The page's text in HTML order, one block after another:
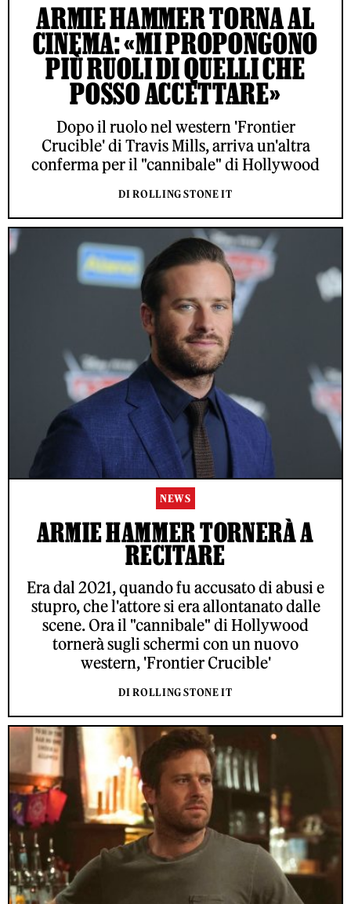
ARMIE HAMMER TORNA AL
CINEMA: «MI PROPONGONO
PIÙ RUOLI DI QUELLI CHE
POSSO ACCETTARE»
Dopo il ruolo nel western 'Frontier
Crucible' di Travis Mills, arriva un'altra
conferma per il "cannibale" di Hollywood
DI ROLLING STONE IT
NEWS
ARMIE HAMMER TORNERÀ A
RECITARE
Era dal 2021, quando fu accusato di abusi e
stupro, che l'attore si era allontanato dalle
scene. Ora il "cannibale" di Hollywood
tornerà sugli schermi con un nuovo
western, 'Frontier Crucible'
DI ROLLING STONE IT